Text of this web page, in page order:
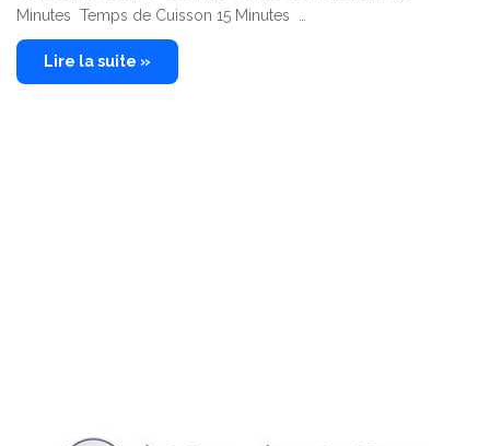
Minutes Temps de Cuisson 15 Minutes …
Lire la suite »